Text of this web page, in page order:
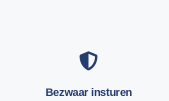
Bezwaar insturen